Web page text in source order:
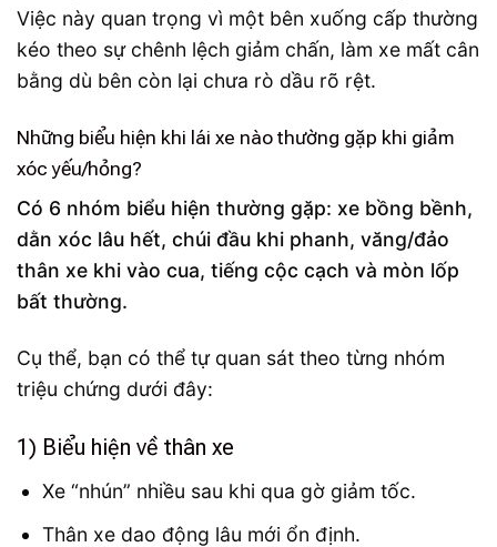
Việc này quan trọng vì một bên xuống cấp thường
kéo theo sự chênh lệch giảm chấn, làm xe mất cân
bằng dù bên còn lại chưa rò dầu rõ rệt.
Những biểu hiện khi lái xe nào thường gặp khi giảm
xóc yếu/hỏng?
Có 6 nhóm biểu hiện thường gặp: xe bồng bềnh,
dằn xóc lâu hết, chúi đầu khi phanh, văng/đảo
thân xe khi vào cua, tiếng cộc cạch và mòn lốp
bất thường.
Cụ thể, bạn có thể tự quan sát theo từng nhóm
triệu chứng dưới đây:
1) Biểu hiện về thân xe
Xe “nhún” nhiều sau khi qua gờ giảm tốc.
Thân xe dao động lâu mới ổn định.